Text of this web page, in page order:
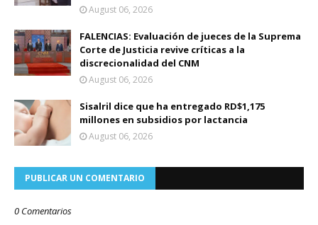
August 06, 2026
FALENCIAS: Evaluación de jueces de la Suprema
Corte de Justicia revive críticas a la
discrecionalidad del CNM
August 06, 2026
Sisalril dice que ha entregado RD$1,175
millones en subsidios por lactancia
August 06, 2026
PUBLICAR UN COMENTARIO
0 Comentarios